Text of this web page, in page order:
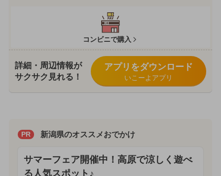
コンビニで購入
詳細・周辺情報が
サクサク見れる！
アプリをダウンロード
いこーよアプリ
PR 新潟県のオススメおでかけ
サマーフェア開催中！高原で涼しく遊べ
る人気スポット♪